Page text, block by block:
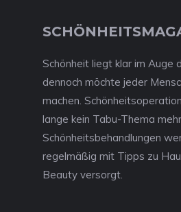
Schönheit liegt klar im Auge
dennoch möchte jeder
machen.
lange kein Tabu-Thema
Schönheitsbehandlungen
regelmäßig mit Tipps zu
Beauty versorgt.